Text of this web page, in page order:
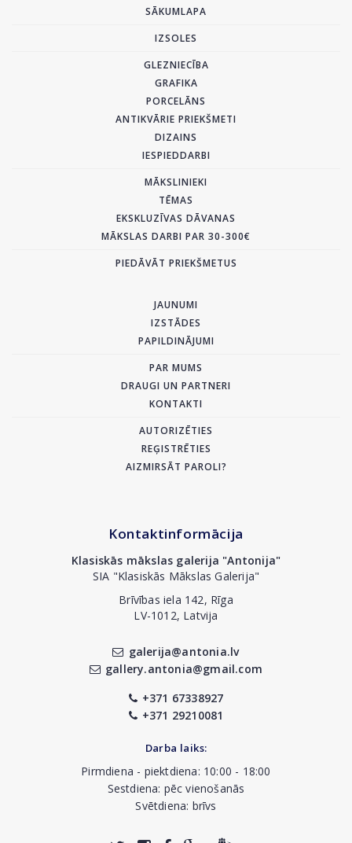
SĀKUMLAPA
IZSOLES
GLEZNIECĪBA
GRAFIKA
PORCELĀNS
ANTIKVĀRIE PRIEKŠMETI
DIZAINS
IESPIEDDARBI
MĀKSLINIEKI
TĒMAS
EKSKLUZĪVAS DĀVANAS
MĀKSLAS DARBI PAR 30-300€
PIEDĀVĀT PRIEKŠMETUS
JAUNUMI
IZSTĀDES
PAPILDINĀJUMI
PAR MUMS
DRAUGI UN PARTNERI
KONTAKTI
AUTORIZĒTIES
REĢISTRĒTIES
AIZMIRSĀT PAROLI?
Kontaktinformācija
Klasiskās mākslas galerija "Antonija"
SIA "Klasiskās Mākslas Galerija"
Brīvības iela 142, Rīga
LV-1012, Latvija
galerija@antonia.lv
gallery.antonia@gmail.com
+371 67338927
+371 29210081
Darba laiks:
Pirmdiena - piektdiena: 10:00 - 18:00
Sestdiena: pēc vienošanās
Svētdiena: brīvs